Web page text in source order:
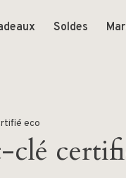
Soldes
eco
clé